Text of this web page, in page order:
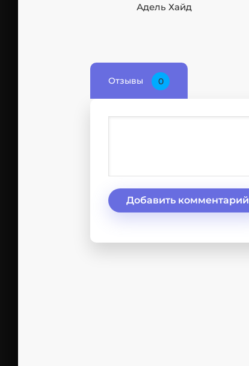
Адель Хайд
Отзывы 0
Добавить комментарий